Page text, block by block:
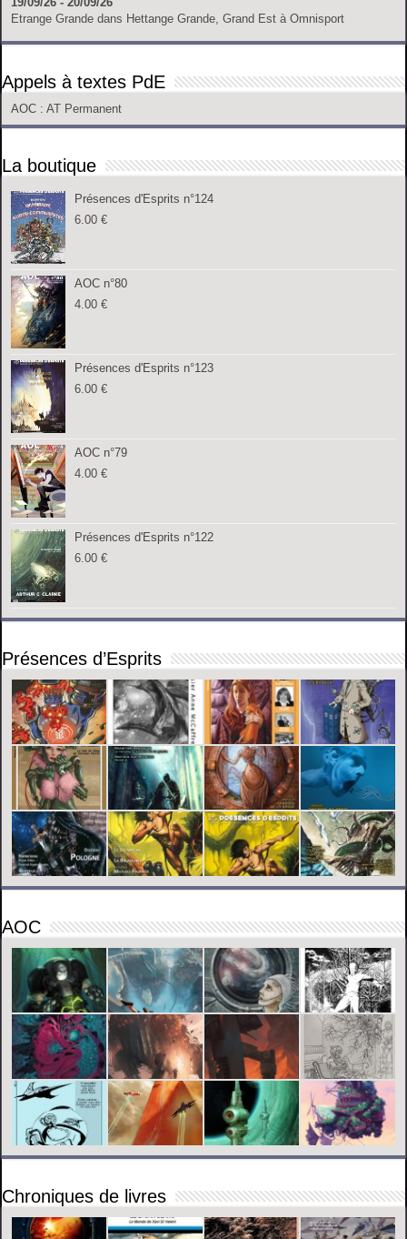
Etrange Grande dans Hettange Grande, Grand Est à Omnisport
Appels à textes PdE
AOC : AT Permanent
La boutique
Présences d'Esprits n°124
6.00€
AOC n°80
4.00€
Présences d'Esprits n°123
6.00€
AOC n°79
4.00€
Présences d'Esprits n°122
6.00€
Présences d’Esprits
AOC
Chroniques de livres